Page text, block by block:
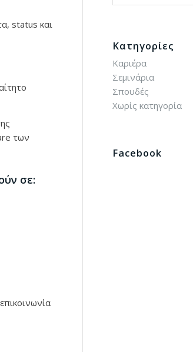
status και
των
σε:
Kατηγορίες
Καριέρα
Σεμινάρια
Σπουδές
Χωρίς κατηγορία
Facebook